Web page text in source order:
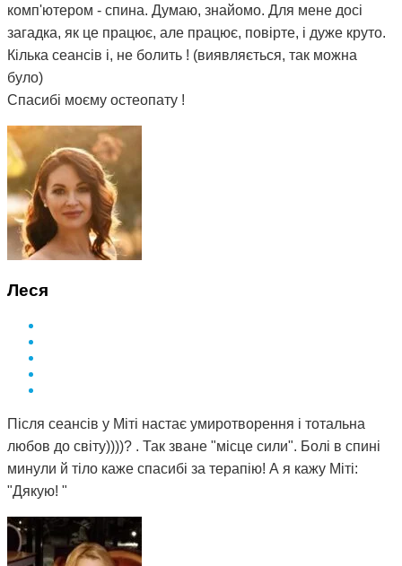
комп'ютером - спина. Думаю, знайомо. Для мене досі
загадка, як це працює, але працює, повірте, і дуже круто.
Кілька сеансів і, не болить ! (виявляється, так можна
було)
Спасибі моєму остеопату !
Леся
Після сеансів у Міті настає умиротворення і тотальна
любов до світу))))? . Так зване "місце сили". Болі в спині
минули й тіло каже спасибі за терапію! А я кажу Міті:
"Дякую! "